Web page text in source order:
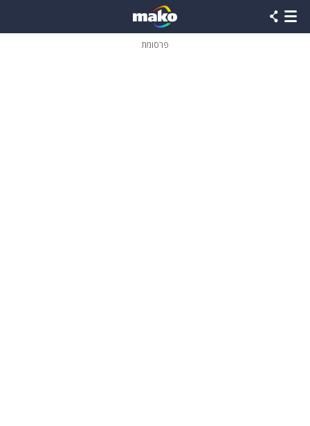
פרסומת